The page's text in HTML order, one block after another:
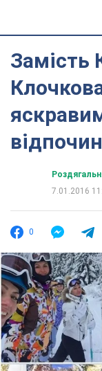
Замість
7.01.2016
0